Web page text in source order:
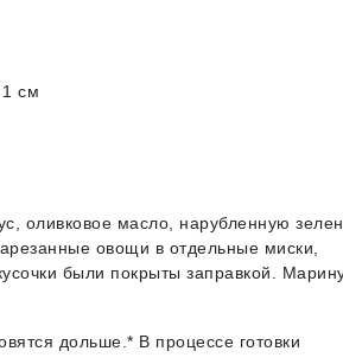
см
оливковое масло, нарубленную
овощи в отдельные миски,
были покрыты заправкой.
дольше.* В процессе готовки